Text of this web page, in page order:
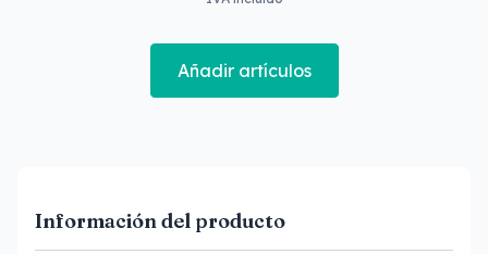
Añadir artículos
Información del producto